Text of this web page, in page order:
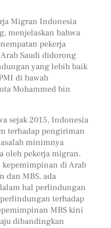
Migran Indonesia
menjelaskan bahwa
pekerja
Saudi didorong
yang lebih baik
di bawah
Mohammed bin
sejak 2015, Indonesia
terhadap pengiriman
minimnya
oleh pekerja migran.
kepemimpinan di Arab
dan MBS, ada
hal perlindungan
terhadap
MBS kini
dibandingkan